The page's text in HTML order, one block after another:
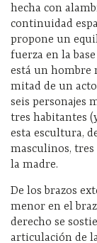
hecha con
continuidad
propone un
fuerza en la
está un hombre
mitad de un
seis personajes
tres habitantes
esta escultura,
masculinos, tres
la madre.
De los brazos
menor en el
derecho se
articulación de